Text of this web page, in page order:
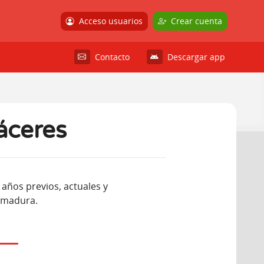
Acceso usuarios Crear cuenta
Contacto Descargar app
previos, actuales y